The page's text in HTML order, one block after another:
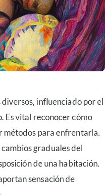
influenciado por el
Es vital reconocer cómo
métodos para enfrentarla.
graduales del
de una habitación.
sensación de